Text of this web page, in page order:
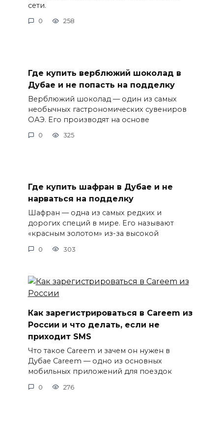
сети.
0 258
Где купить верблюжий шоколад в
Дубае и не попасть на подделку
Верблюжий шоколад — один из самых
необычных гастрономических сувениров
ОАЭ. Его производят на основе
0 325
Где купить шафран в Дубае и не
нарваться на подделку
Шафран — одна из самых редких и
дорогих специй в мире. Его называют
«красным золотом» из-за высокой
0 303
Как зарегистрироваться в Careem из
России и что делать, если не
приходит SMS
Что такое Careem и зачем он нужен в
Дубае Careem — одно из основных
мобильных приложений для поездок
0 276